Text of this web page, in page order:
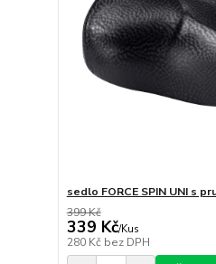
sedlo FORCE SPIN UNI s
399 Kč
339 Kč/Kus
280 Kč bez DPH